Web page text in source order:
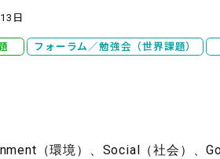
日
フォーラム／勉強会（世界課題）
（環境）、Social（社会）、